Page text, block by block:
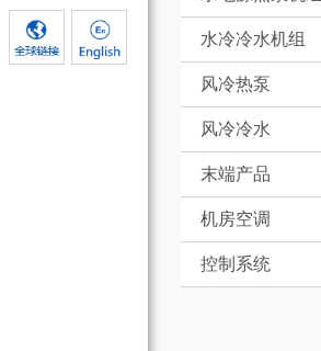
水冷冷水机组
风冷热泵
风冷冷水
末端产品
机房空调
控制系统